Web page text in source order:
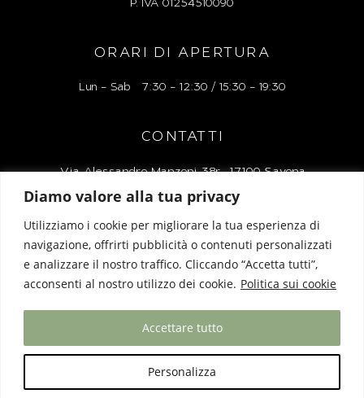
Diamo valore alla tua privacy
Utilizziamo i cookie per migliorare la tua esperienza di
navigazione, offrirti pubblicità o contenuti personalizzati
e analizzare il nostro traffico. Cliccando “Accetta tutti”,
acconsenti al nostro utilizzo dei cookie. Politica sui cookie
Personalizza
Accettare tutto
P. IVA 01254510090
ORARI DI APERTURA
Lun – Sab 7:30 – 12:30 / 15:30 – 19:30
CONTATTI
Via Alessandro Manzoni 38r, 17100 Savona
Tel: 019 827248
Mail: liguriaboutiquelacartoleria@gmail.com
Privacy Policy |Cookie Policy
Designed & Powered by Biz Bull